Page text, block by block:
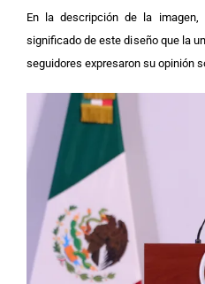
En la descripción de la imagen,
significado de este diseño que la
seguidores expresaron su opinión